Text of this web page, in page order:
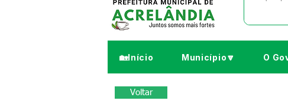
🏡Início Município🔽 O
Voltar